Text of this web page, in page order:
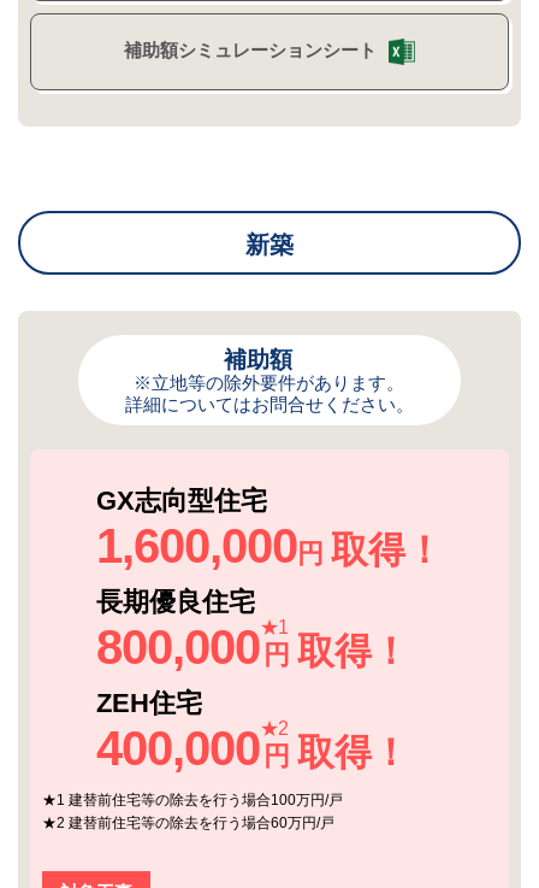
補助額シミュレーションシート
新築
補助額
※立地等の除外要件があります。
詳細についてはお問合せください。
GX志向型住宅
1,600,000円 取得！
長期優良住宅
800,000★1
円 取得！
ZEH住宅
400,000★2
円 取得！
★1 建替前住宅等の除去を行う場合100万円/戸
★2 建替前住宅等の除去を行う場合60万円/戸